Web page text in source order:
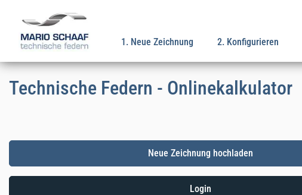
Zum Hauptinhalt springen 1. Neue Zeichnung 2. Konfigurieren
Technische Federn - Onlinekalkulator
Neue Zeichnung hochladen
Login